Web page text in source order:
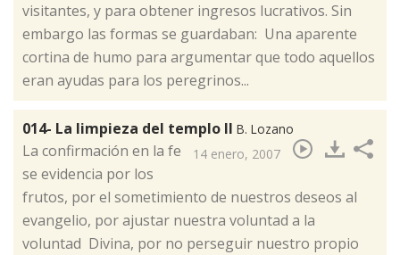
visitantes, y para obtener ingresos lucrativos. Sin
embargo las formas se guardaban: Una aparente
cortina de humo para argumentar que todo aquellos
eran ayudas para los peregrinos...
014- La limpieza del templo II B. Lozano
14 enero, 2007
​La confirmación en la fe
se evidencia por los
frutos, por el sometimiento de nuestros deseos al
evangelio, por ajustar nuestra voluntad a la
voluntad Divina, por no perseguir nuestro propio